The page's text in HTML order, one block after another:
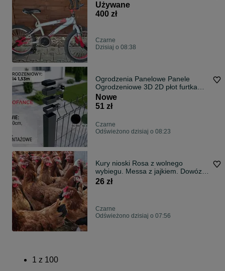
Używane
400 zł
Czarne
Dzisiaj o 08:38
Ogrodzenia Panelowe Panele
Ogrodzeniowe 3D 2D płot furtka
brama płot
Nowe
51 zł
Czarne
Odświeżono dzisiaj o 08:23
Kury nioski Rosa z wolnego
wybiegu. Messa z jajkiem. Dowóz
Gratis.
26 zł
Czarne
Odświeżono dzisiaj o 07:56
1 z 100